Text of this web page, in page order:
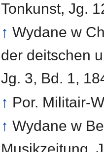
Tonkunst, Jg.
↑ Wydane w
der deitschen
Jg. 3, Bd. 1,
↑ Por. Militair-
↑ Wydane w
Musikzeitung,